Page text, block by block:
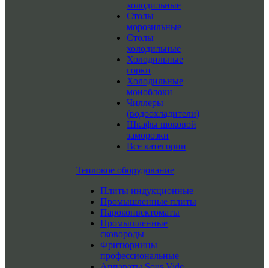
холодильные
Столы
морозильные
Столы
холодильные
Холодильные
горки
Холодильные
моноблоки
Чиллеры
(водоохладители)
Шкафы шоковой
заморозки
Все категории
Тепловое оборудование
Плиты индукционные
Промышленные плиты
Пароконвектоматы
Промышленные
сковороды
Фритюрницы
профессиональные